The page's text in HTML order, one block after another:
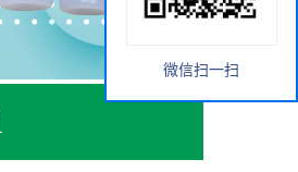
微信扫一扫